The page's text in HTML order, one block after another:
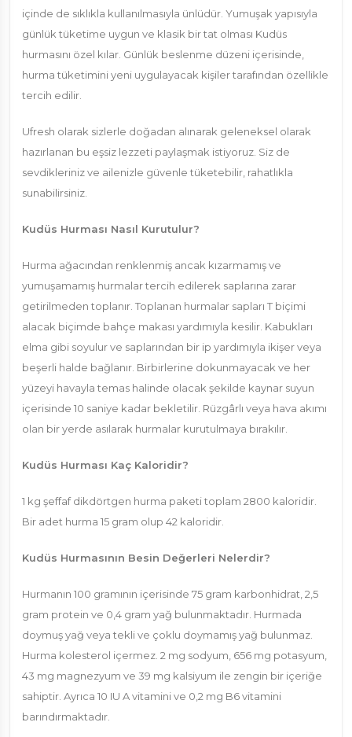
içinde de sıklıkla kullanılmasıyla ünlüdür. Yumuşak yapısıyla
günlük tüketime uygun ve klasik bir tat olması Kudüs
hurmasını özel kılar. Günlük beslenme düzeni içerisinde,
hurma tüketimini yeni uygulayacak kişiler tarafından özellikle
tercih edilir.
Ufresh olarak sizlerle doğadan alınarak geleneksel olarak
hazırlanan bu eşsiz lezzeti paylaşmak istiyoruz. Siz de
sevdikleriniz ve ailenizle güvenle tüketebilir, rahatlıkla
sunabilirsiniz.
Kudüs Hurması Nasıl Kurutulur?
Hurma ağacından renklenmiş ancak kızarmamış ve
yumuşamamış hurmalar tercih edilerek saplarına zarar
getirilmeden toplanır. Toplanan hurmalar sapları T biçimi
alacak biçimde bahçe makası yardımıyla kesilir. Kabukları
elma gibi soyulur ve saplarından bir ip yardımıyla ikişer veya
beşerli halde bağlanır. Birbirlerine dokunmayacak ve her
yüzeyi havayla temas halinde olacak şekilde kaynar suyun
içerisinde 10 saniye kadar bekletilir. Rüzgârlı veya hava akımı
olan bir yerde asılarak hurmalar kurutulmaya bırakılır.
Kudüs Hurması Kaç Kaloridir?
1 kg şeffaf dikdörtgen hurma paketi toplam 2800 kaloridir.
Bir adet hurma 15 gram olup 42 kaloridir.
Kudüs Hurmasının Besin Değerleri Nelerdir?
Hurmanın 100 gramının içerisinde 75 gram karbonhidrat, 2,5
gram protein ve 0,4 gram yağ bulunmaktadır. Hurmada
doymuş yağ veya tekli ve çoklu doymamış yağ bulunmaz.
Hurma kolesterol içermez. 2 mg sodyum, 656 mg potasyum,
43 mg magnezyum ve 39 mg kalsiyum ile zengin bir içeriğe
sahiptir. Ayrıca 10 IU A vitamini ve 0,2 mg B6 vitamini
barındırmaktadır.